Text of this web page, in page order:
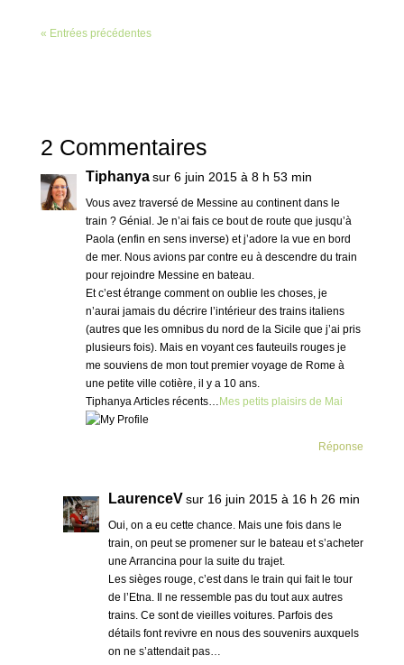
« Entrées précédentes
2 Commentaires
Tiphanya sur 6 juin 2015 à 8 h 53 min
Vous avez traversé de Messine au continent dans le
train ? Génial. Je n’ai fais ce bout de route que jusqu’à
Paola (enfin en sens inverse) et j’adore la vue en bord
de mer. Nous avions par contre eu à descendre du train
pour rejoindre Messine en bateau.
Et c’est étrange comment on oublie les choses, je
n’aurai jamais du décrire l’intérieur des trains italiens
(autres que les omnibus du nord de la Sicile que j’ai pris
plusieurs fois). Mais en voyant ces fauteuils rouges je
me souviens de mon tout premier voyage de Rome à
une petite ville cotière, il y a 10 ans.
Tiphanya Articles récents… Mes petits plaisirs de Mai
Réponse
LaurenceV sur 16 juin 2015 à 16 h 26 min
Oui, on a eu cette chance. Mais une fois dans le
train, on peut se promener sur le bateau et s’acheter
une Arrancina pour la suite du trajet.
Les sièges rouge, c’est dans le train qui fait le tour
de l’Etna. Il ne ressemble pas du tout aux autres
trains. Ce sont de vieilles voitures. Parfois des
détails font revivre en nous des souvenirs auxquels
on ne s’attendait pas…